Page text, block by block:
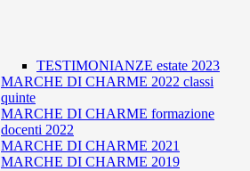
TESTIMONIANZE estate 2023
MARCHE DI CHARME 2022 classi
quinte
MARCHE DI CHARME formazione
docenti 2022
MARCHE DI CHARME 2021
MARCHE DI CHARME 2019